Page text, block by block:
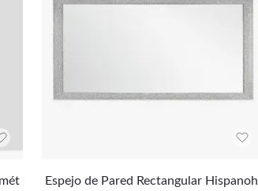
Espejo de Pared Rectangular Hispanoh